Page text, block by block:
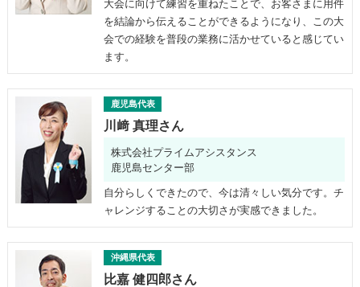
大会に向けて練習を重ねたことで、お客さまに用件
を結論から伝えることができるようになり、この大
会での経験を普段の業務に活かせていると感じてい
ます。
鹿児島代表
川﨑 真理さん
株式会社プライムアシスタンス
鹿児島センター部
自分らしくできたので、今は清々しい気分です。チ
ャレンジすることの大切さが実感できました。
沖縄県代表
比嘉 健四郎さん